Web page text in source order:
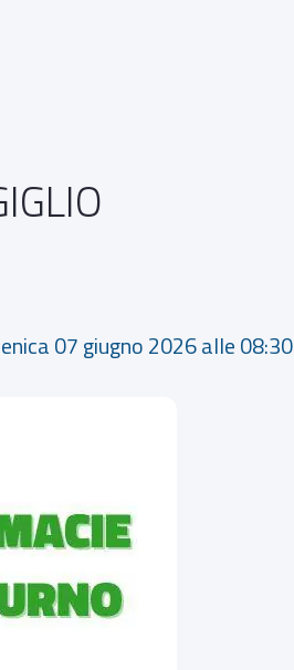
07 giugno 2026 alle 08:30